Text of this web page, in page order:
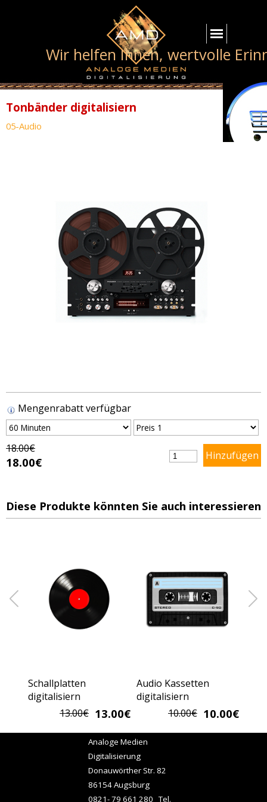
Wir helfen Ihnen, wertvolle
Tonbänder digitalisiern
05-Audio
Mengenrabatt verfügbar
18.00€
18.00€
Diese Produkte könnten Sie auch interessieren
Schallplatten
digitalisiern
13.00€ 13.00€
Audio Kassetten
digitalisiern
10.00€ 10.00€
Analoge Medien
Digitalisierung
Donauwörther Str. 82
86154 Augsburg
0821- 79 661 280 Tel.